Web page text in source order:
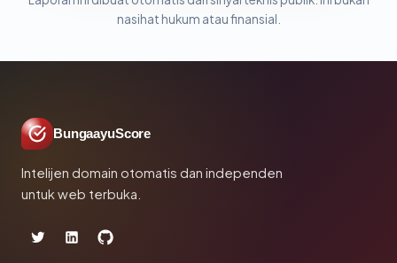
nasihat hukum atau finansial.
BungaayuScore
Intelijen domain otomatis dan independen
untuk web terbuka.